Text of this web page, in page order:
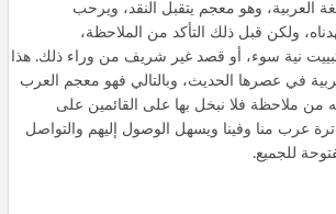
العربية، وهو معجم يتقبل النقد، ويرحب
ولكن قبل ذلك التأكد من الملاحظة،
نية سوء، أو قصد غير شريف من وراء ذلك. هذا
في عصرها الحديث، وبالتالي فهو معجم العرب
من ملاحظة فلا نبخل بها على القائمين على
عرب منا وفينا ويسهل الوصول إليهم والتواصل
للجميع.